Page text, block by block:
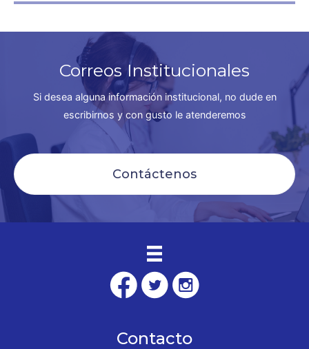
Correos Institucionales
Si desea alguna información institucional, no dude en
escribirnos y con gusto le atenderemos
Contáctenos
Contacto